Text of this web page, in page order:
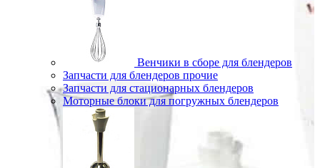
Венчики в сборе для блендеров
Запчасти для блендеров прочие
Запчасти для стационарных блендеров
Моторные блоки для погружных блендеров